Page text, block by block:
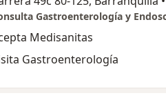
Gastroenterología y
Medisanitas
Gastroenterología